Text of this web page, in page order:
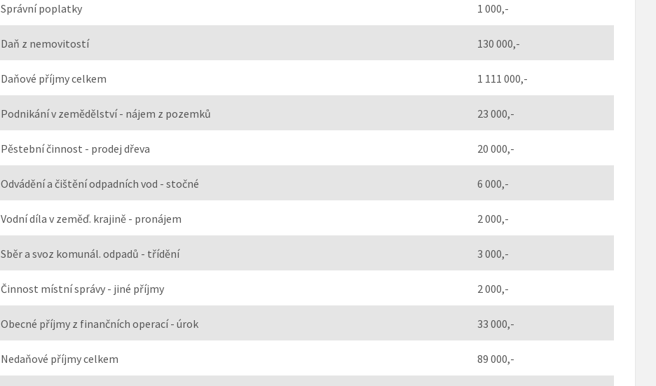
Správní poplatky 1 000,-
Daň z nemovitostí 130 000,-
Daňové příjmy celkem 1 111 000,-
Podnikání v zemědělství - nájem z pozemků 23 000,-
Pěstební činnost - prodej dřeva 20 000,-
Odvádění a čištění odpadních vod - stočné 6 000,-
Vodní díla v zeměď. krajině - pronájem 2 000,-
Sběr a svoz komunál. odpadů - třídění 3 000,-
Činnost místní správy - jiné příjmy 2 000,-
Obecné příjmy z finančních operací - úrok 33 000,-
Nedaňové příjmy celkem 89 000,-